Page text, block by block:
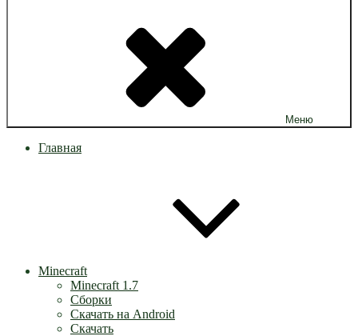
Меню
Главная
Minecraft
Minecraft 1.7
Сборки
Скачать на Android
Скачать